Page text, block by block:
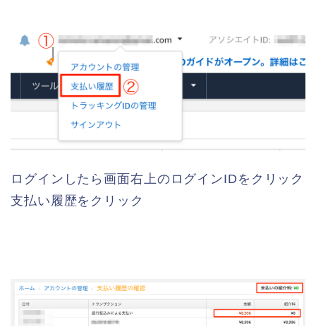
ログインしたら画面右上のログインIDをクリック
支払い履歴をクリック